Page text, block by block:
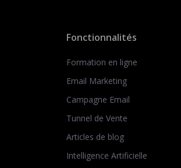
Fonctionnalités
Formation en ligne
Email Marketing
Campagne Email
Tunnel de Vente
Articles de blog
Intelligence Artificielle